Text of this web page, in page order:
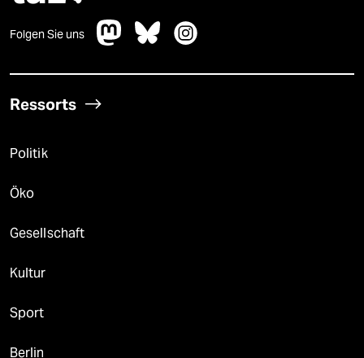
Folgen Sie uns
Ressorts
Politik
Öko
Gesellschaft
Kultur
Sport
Berlin